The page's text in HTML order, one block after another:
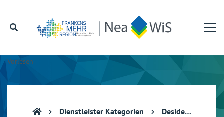
Vorlesen
Dienstleister Kategorien Desideria Care e.V.